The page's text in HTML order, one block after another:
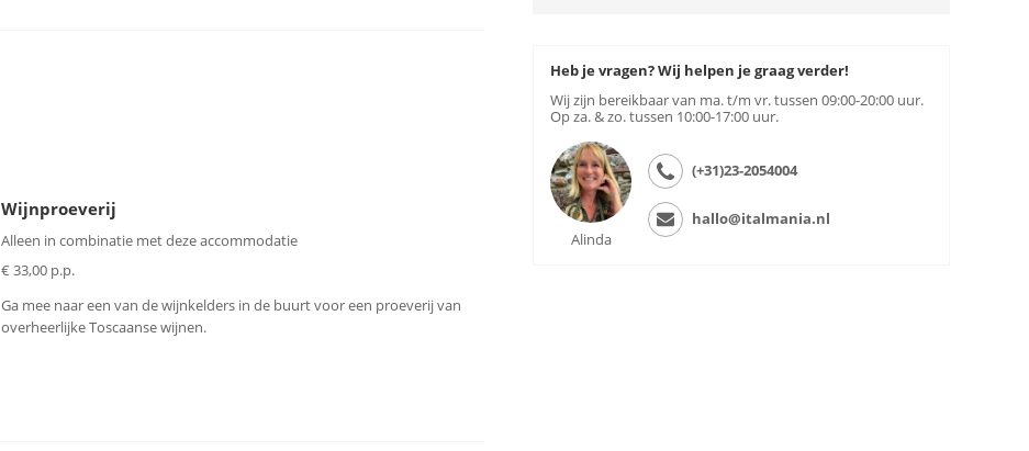
Wijnproeverij
Alleen in combinatie met deze accommodatie
€ 33,00 p.p.
Ga mee naar een van de wijnkelders in de buurt voor een proeverij van
overheerlijke Toscaanse wijnen.
Heb je vragen? Wij helpen je graag verder!
Wij zijn bereikbaar van ma. t/m vr. tussen 09:00-20:00 uur.
Op za. & zo. tussen 10:00-17:00 uur.
Alinda
(+31)23-2054004
hallo@italmania.nl